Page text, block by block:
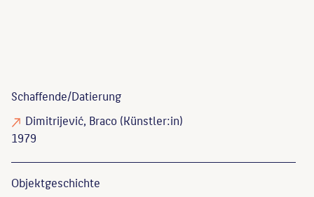
Schaffende/Datierung
Dimitrijević, Braco (Künstler:in)
1979
Objekt­geschichte